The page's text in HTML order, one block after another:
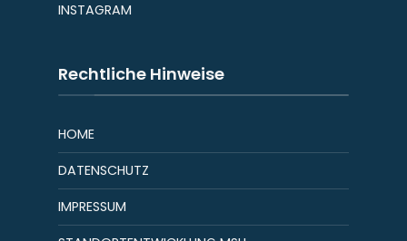
INSTAGRAM
Rechtliche Hinweise
HOME
DATENSCHUTZ
IMPRESSUM